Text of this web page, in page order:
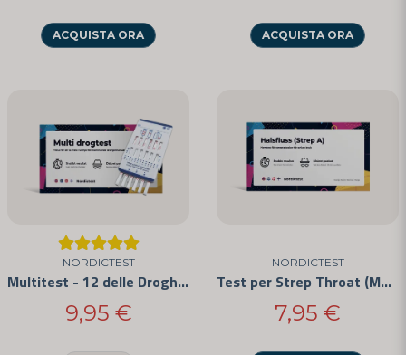
ACQUISTA ORA ACQUISTA ORA
NORDICTEST
Multitest - 12 delle Droghe più Comunemente Abusate
9,95 €
NORDICTEST
Test per Strep Throat (Mal di Gola da Streptococco)
7,95 €
Invia domanda